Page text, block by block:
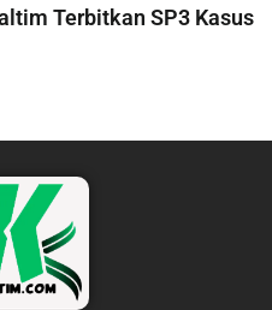
Terbitkan SP3 Kasus